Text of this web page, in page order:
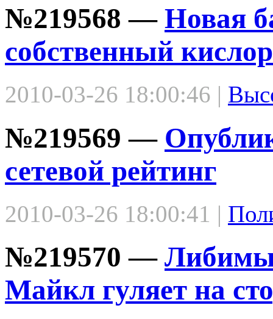
№219568 — Новая
собственный
2010-03-26 18:00:46 |
№219569 —
сетевой рейтинг
2010-03-26 18:00:41 |
№219570 —
Майкл гуляет на